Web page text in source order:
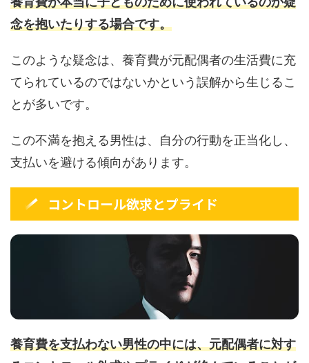
念を抱いたりする場合です。
このような疑念は、養育費が元配偶者の生活費に充
てられているのではないかという誤解から生じるこ
とが多いです。
この不満を抱える男性は、自分の行動を正当化し、
支払いを避ける傾向があります。
コントロール欲求とプライド
養育費を支払わない男性の中には、元配偶者に対す